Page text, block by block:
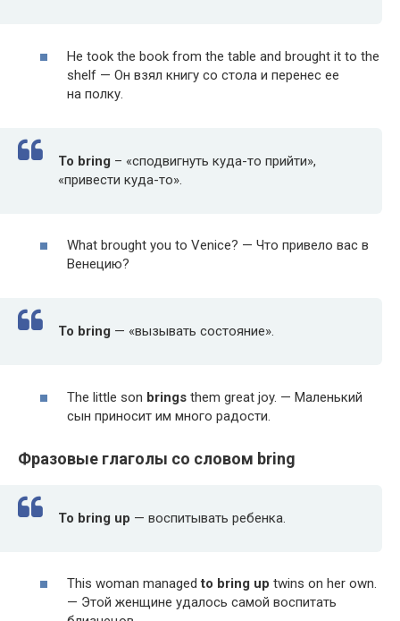
He took the book from the table and brought it to the
shelf — Он взял книгу со стола и перенес ее
на полку.
To bring – «сподвигнуть куда-то прийти»,
«привести куда-то».
What brought you to Venice? — Что привело вас в
Венецию?
To bring — «вызывать состояние».
The lit­tle son brings them great joy. — Маленький
сын приносит им много радости.
Фразовые глаголы со словом bring
To bring up — воспитывать ребенка.
This woman man­agedto bring up twins on her own.
— Этой женщине удалось самой воспитать